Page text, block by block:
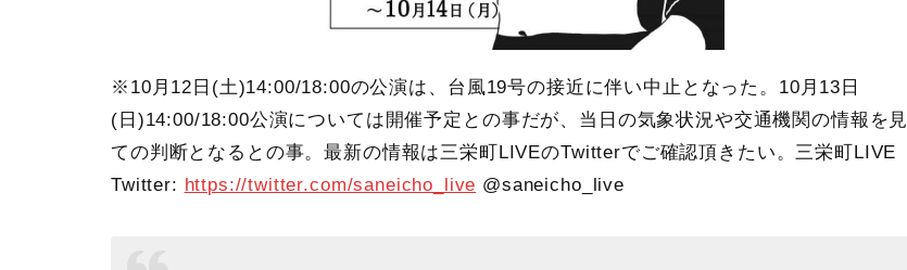
※10月12日(土)14:00/18:00の公演は、台風19号の接近に伴い中止となった。10月13日
(日)14:00/18:00公演については開催予定との事だが、当日の気象状況や交通機関の情報を見
ての判断となるとの事。最新の情報は三栄町LIVEのTwitterでご確認頂きたい。三栄町LIVE
Twitter: https://twitter.com/saneicho_live @saneicho_live